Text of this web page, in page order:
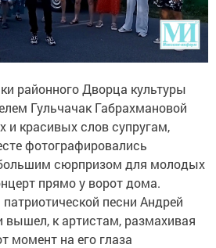
районного Дворца культуры
Гульчачак Габрахмановой
и красивых слов супругам,
фотографировались
сюрпризом для молодых
прямо у ворот дома.
песни Андрей
вышел, к артистам, размахивая
момент на его глаза